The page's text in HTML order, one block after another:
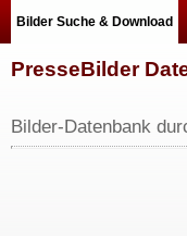
Bilder Suche & Download
PresseBilder
Bilder-Datenbank